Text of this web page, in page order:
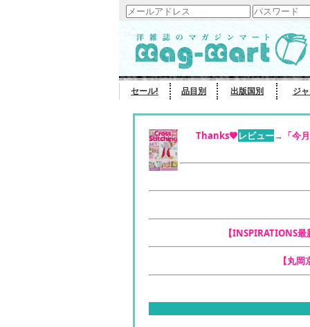
セール! 品目別 出版国別 ジ
Thanks🧡レビュー→「今
【INSPIRATIONS最
【丸